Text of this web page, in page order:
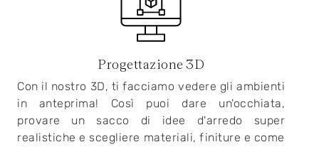
Progettazione 3D
Con il nostro 3D, ti facciamo vedere gli ambienti
in anteprima! Così puoi dare un'occhiata,
provare un sacco di idee d'arredo super
realistiche e scegliere materiali, finiture e come